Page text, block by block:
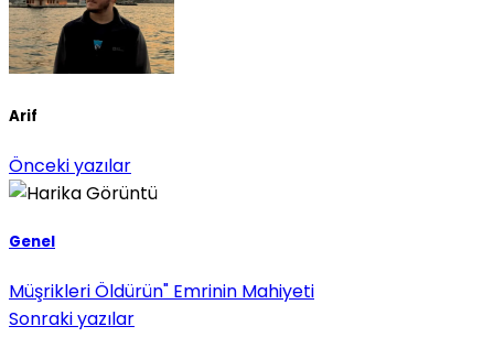
Arif
Önceki yazılar
Genel
Müşrikleri Öldürün" Emrinin Mahiyeti
Sonraki yazılar